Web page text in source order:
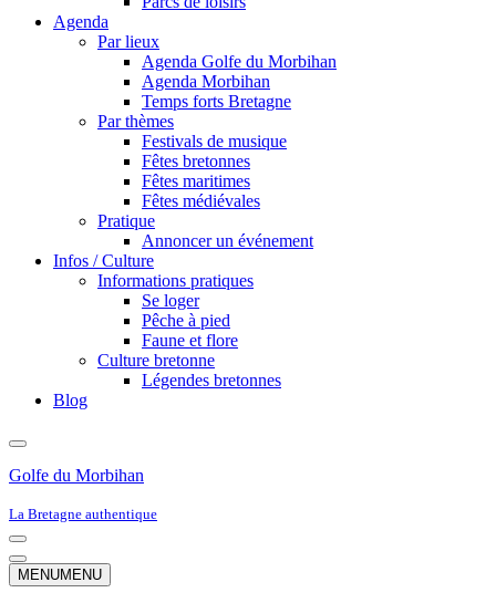
Agenda
Par lieux
Agenda Golfe du Morbihan
Agenda Morbihan
Temps forts Bretagne
Par thèmes
Festivals de musique
Fêtes bretonnes
Fêtes maritimes
Fêtes médiévales
Pratique
Annoncer un événement
Infos / Culture
Informations pratiques
Se loger
Pêche à pied
Faune et flore
Culture bretonne
Légendes bretonnes
Blog
Golfe du Morbihan
La Bretagne authentique
Menu
de
navigation
Menu
de
MENUMENU